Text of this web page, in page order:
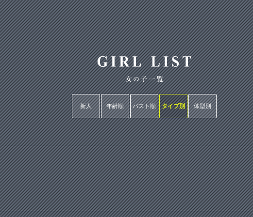
新人 年齢順 バスト順 タイプ別 体型別